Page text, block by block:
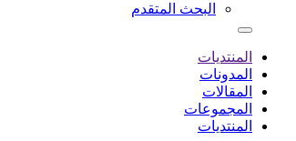
البحث المتقدم
المنتديات
المدونات
المقالات
المجموعات
المنتديات